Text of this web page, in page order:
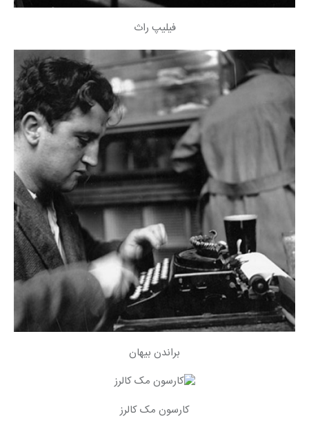
فیلیپ راث
براندن بیهان
کارسون مک کالرز